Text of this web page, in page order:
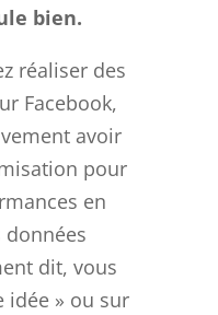
bien.
réaliser des
Facebook,
avoir
pour
en
données
dit, vous
idée » ou sur